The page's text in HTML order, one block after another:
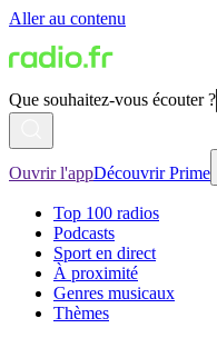
Aller au contenu
Que souhaitez-vous écouter ?
Ouvrir l'appDécouvrir Prime
Top 100 radios
Podcasts
Sport en direct
À proximité
Genres musicaux
Thèmes